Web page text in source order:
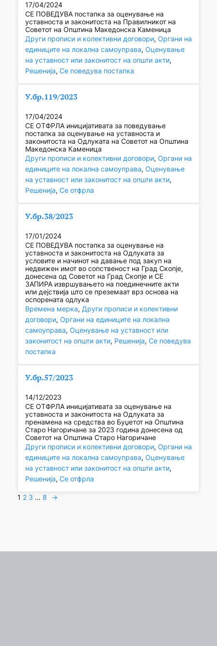
17/04/2024
СЕ ПОВЕДУВА постапка за оценување на
уставноста и законитоста на Правилникот на
Советот на Општина Македонска Каменица
Други прописи и колективни договори, Органи на
единиците на локална самоуправа, Оценување
на уставност или законитост на општи акти
Решенија, Се поведува постапка
У.бр.119/2023
17/04/2024
СЕ ОТФРЛА иницијативата за поведување
постапка за оценување на уставноста и
законитоста на Одлуката на Советот на Општина
Македонска Каменица
Други прописи и колективни договори, Органи на
единиците на локална самоуправа, Оценување
на уставност или законитост на општи акти
Решенија, Се отфрла
У.бр.38/2023
17/01/2024
СЕ ПОВЕДУВА постапка за оценување на
уставноста и законитоста на Одлуката за
условите и начинот на давање под закуп на
недвижен имот во сопственост на Град Скопје,
донесена од Советот на Град Скопје и СЕ
ЗАПИРА извршувањето на поединечните акти
или дејствија што се преземаат врз основа на
оспорената одлука
Времена мерка, Други прописи и колективни
договори, Органи на единиците на локална
самоуправа, Оценување на уставност или
законитост на општи акти, Решенија, Се поведува
постапка
У.бр.57/2023
14/12/2023
СЕ ОТФРЛА иницијативата за оценување на
уставноста и законитоста на Одлуката за
пренамена на средства во Буџетот на Општина
Старо Нагоричане за 2023 година донесена од
Советот на Општина Старо Нагоричане
Други прописи и колективни договори, Органи на
единиците на локална самоуправа, Оценување
на уставност или законитост на општи акти
Решенија, Се отфрла
1 2 3 … 8 →